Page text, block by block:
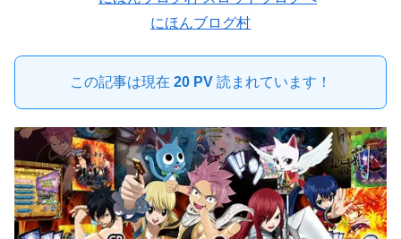
にほんブログ村
この記事は現在 20 PV 読まれています！